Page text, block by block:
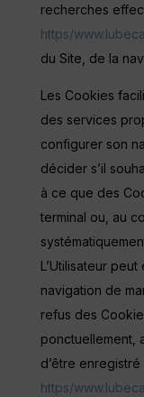
recherches
https/
du Site, de la
Les Cookies
des services
configurer son
décider s’il
à ce que des
terminal ou, au
L’Utilisateur
navigation de
refus des
ponctuellement,
d’être
https/